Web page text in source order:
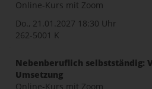
Online-Kurs mit Zoom
Do., 21.01.2027 18:30 Uhr
262-5001 K
Nebenberuflich selbstständig:
Umsetzung
Online-Kurs mit Zoom